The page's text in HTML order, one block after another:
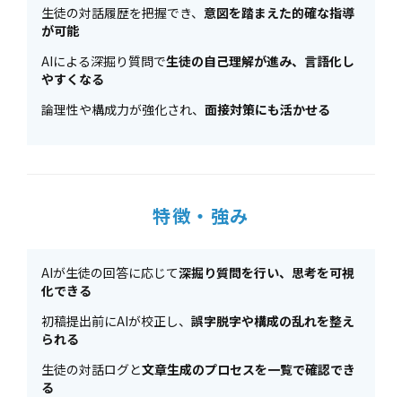
生徒の対話履歴を把握でき、 意図を踏まえた的確な指導
が可能
AIによる深掘り質問で生徒の自己理解が進み、言語化し
やすくなる
論理性や構成力が強化され、 面接対策にも活かせる
特徴・強み
AIが生徒の回答に応じて深掘り質問を行い、思考を可視
化できる
初稿提出前にAIが校正し、 誤字脱字や構成の乱れを整え
られる
生徒の対話ログと文章生成のプロセスを一覧で確認でき
る